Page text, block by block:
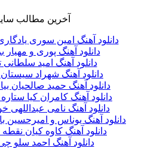
آخرین مطالب
دانلود آهنگ امین سوری
دانلود آهنگ پوری و مهیار
دانلود آهنگ امید
دانلود آهنگ شهراد
دانلود آهنگ حمید صالحیان بیا
دانلود آهنگ کامران کیا ستاره
دانلود آهنگ نامی عبداللهی
دانلود آهنگ یوناس و امیرحسین
دانلود آهنگ کاوه کیان
دانلود آهنگ احمد سلو